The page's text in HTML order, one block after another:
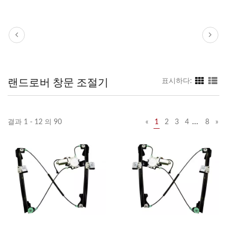
랜드로버 창문 조절기 표시하다:
결과 1 - 12 의 90 « 1 2 3 4 … 8 »